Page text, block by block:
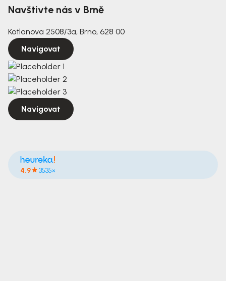
Navštivte nás v Brně
Kotlanova 2508/3a, Brno, 628 00
Navigovat
Navigovat
4.9 3535×